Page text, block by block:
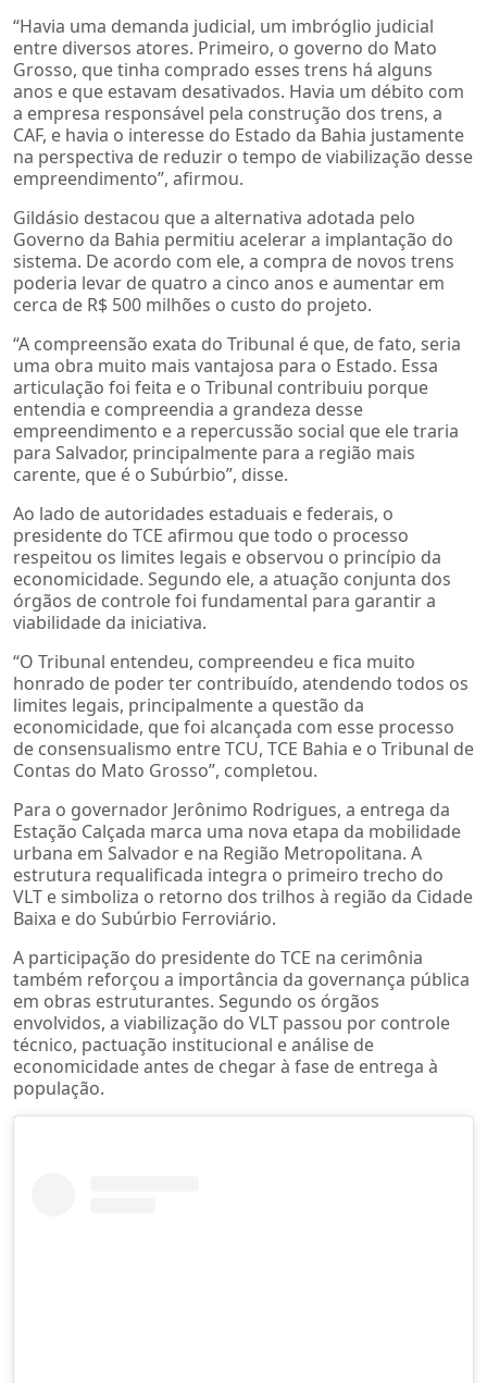
“Havia uma demanda judicial, um imbróglio judicial
entre diversos atores. Primeiro, o governo do Mato
Grosso, que tinha comprado esses trens há alguns
anos e que estavam desativados. Havia um débito com
a empresa responsável pela construção dos trens, a
CAF, e havia o interesse do Estado da Bahia justamente
na perspectiva de reduzir o tempo de viabilização desse
empreendimento”, afirmou.
Gildásio destacou que a alternativa adotada pelo
Governo da Bahia permitiu acelerar a implantação do
sistema. De acordo com ele, a compra de novos trens
poderia levar de quatro a cinco anos e aumentar em
cerca de R$ 500 milhões o custo do projeto.
“A compreensão exata do Tribunal é que, de fato, seria
uma obra muito mais vantajosa para o Estado. Essa
articulação foi feita e o Tribunal contribuiu porque
entendia e compreendia a grandeza desse
empreendimento e a repercussão social que ele traria
para Salvador, principalmente para a região mais
carente, que é o Subúrbio”, disse.
Ao lado de autoridades estaduais e federais, o
presidente do TCE afirmou que todo o processo
respeitou os limites legais e observou o princípio da
economicidade. Segundo ele, a atuação conjunta dos
órgãos de controle foi fundamental para garantir a
viabilidade da iniciativa.
“O Tribunal entendeu, compreendeu e fica muito
honrado de poder ter contribuído, atendendo todos os
limites legais, principalmente a questão da
economicidade, que foi alcançada com esse processo
de consensualismo entre TCU, TCE Bahia e o Tribunal de
Contas do Mato Grosso”, completou.
Para o governador Jerônimo Rodrigues, a entrega da
Estação Calçada marca uma nova etapa da mobilidade
urbana em Salvador e na Região Metropolitana. A
estrutura requalificada integra o primeiro trecho do
VLT e simboliza o retorno dos trilhos à região da Cidade
Baixa e do Subúrbio Ferroviário.
A participação do presidente do TCE na cerimônia
também reforçou a importância da governança pública
em obras estruturantes. Segundo os órgãos
envolvidos, a viabilização do VLT passou por controle
técnico, pactuação institucional e análise de
economicidade antes de chegar à fase de entrega à
população.